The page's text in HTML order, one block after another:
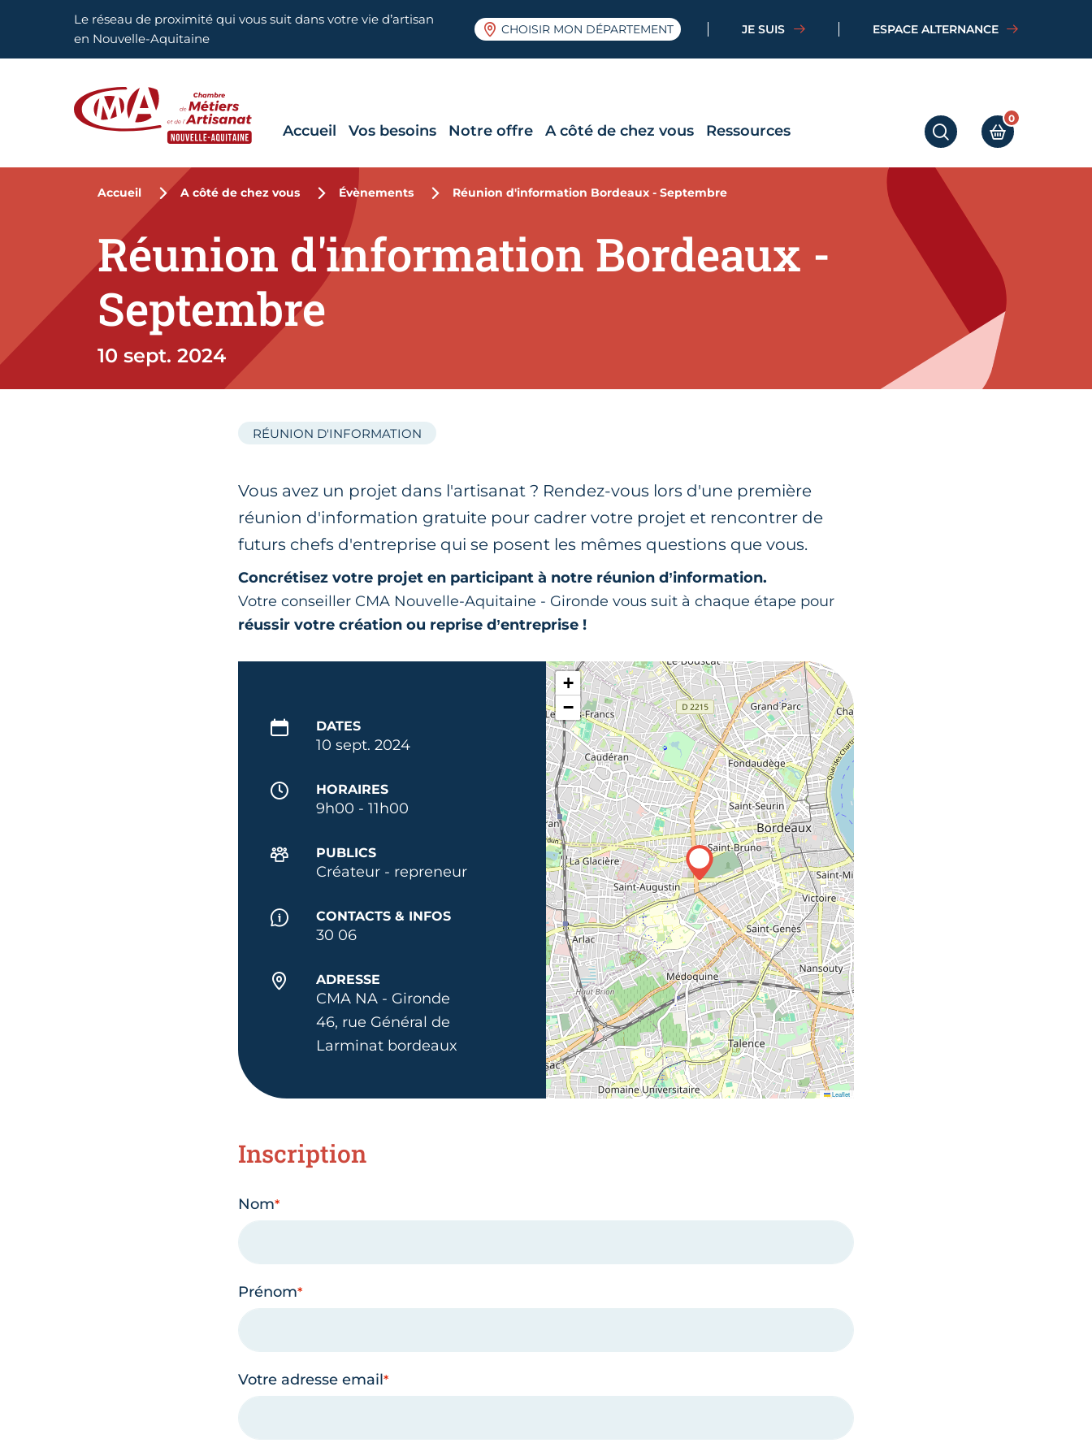
Aller en haut de pageLe réseau de proximité qui vous suit dans votre vie d’artisan
en Nouvelle-Aquitaine
CHOISIR MON DÉPARTEMENT JE SUIS ESPACE ALTERNANCE
RECHERCHERMON PANIER
0
Accueil Vos besoins Notre offre A côté de chez vous Ressources
Accueil A côté de chez vous Évènements Réunion d'information Bordeaux - Septembre
Réunion d'information Bordeaux -
Septembre
10 sept. 2024
RÉUNION D'INFORMATION
Vous avez un projet dans l'artisanat ? Rendez-vous lors d'une première
réunion d'information gratuite pour cadrer votre projet et rencontrer de
futurs chefs d'entreprise qui se posent les mêmes questions que vous.
Concrétisez votre projet en participant à notre réunion d’information.
Votre conseiller CMA Nouvelle-Aquitaine - Gironde vous suit à chaque étape pour
réussir votre création ou reprise d’entreprise !
DATES
10 sept. 2024
HORAIRES
9h00 - 11h00
PUBLICS
Créateur - repreneur
CONTACTS & INFOS
30 06
ADRESSE
CMA NA - Gironde
46, rue Général de
Larminat bordeaux
+
−
Leaflet
Inscription
Nom
Prénom
Votre adresse email